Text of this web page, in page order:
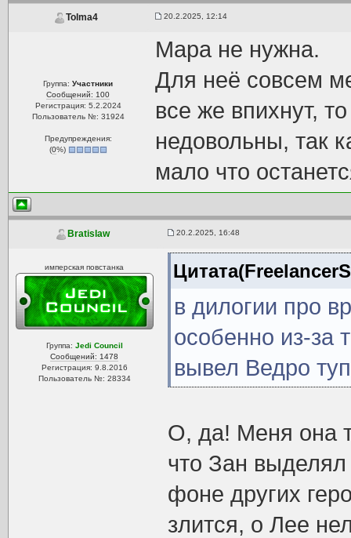
Tolma4 20.2.2025, 12:14
Группа:Участники
Сообщений: 100
Регистрация: 5.2.2024
Пользователь №: 31924
Предупреждения:
(0%)
Мара не нужна.
Для неё совсем
все же впихнут,
недовольны, так
мало что
Bratislaw 20.2.2025, 16:48
имперская повстанка
Группа: Jedi Council
Сообщений: 1478
Регистрация: 9.8.2016
Пользователь №: 28334
в дилогии про
особенно из-за
вывел Ведро
О, да! Меня она
что Зан
фоне других
злится, о Лее